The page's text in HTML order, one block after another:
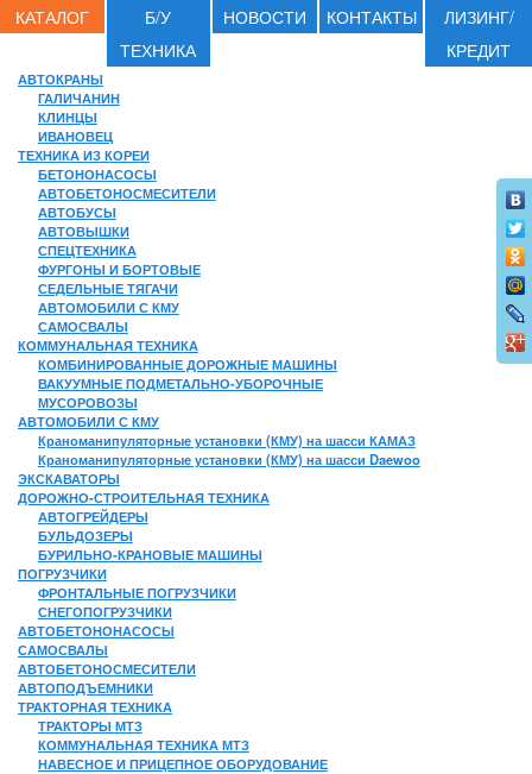
КАТАЛОГ
Б/У
ТЕХНИКА
НОВОСТИ КОНТАКТЫ
ЛИЗИНГ/
КРЕДИТ
АВТОКРАНЫ
ГАЛИЧАНИН
КЛИНЦЫ
ИВАНОВЕЦ
ТЕХНИКА ИЗ КОРЕИ
БЕТОНОНАСОСЫ
АВТОБЕТОНОСМЕСИТЕЛИ
АВТОБУСЫ
АВТОВЫШКИ
СПЕЦТЕХНИКА
ФУРГОНЫ И БОРТОВЫЕ
СЕДЕЛЬНЫЕ ТЯГАЧИ
АВТОМОБИЛИ С КМУ
САМОСВАЛЫ
КОММУНАЛЬНАЯ ТЕХНИКА
КОМБИНИРОВАННЫЕ ДОРОЖНЫЕ МАШИНЫ
ВАКУУМНЫЕ ПОДМЕТАЛЬНО-УБОРОЧНЫЕ
МУСОРОВОЗЫ
АВТОМОБИЛИ С КМУ
Краноманипуляторные установки (КМУ) на шасси КАМАЗ
Краноманипуляторные установки (КМУ) на шасси Daewoo
ЭКСКАВАТОРЫ
ДОРОЖНО-СТРОИТЕЛЬНАЯ ТЕХНИКА
АВТОГРЕЙДЕРЫ
БУЛЬДОЗЕРЫ
БУРИЛЬНО-КРАНОВЫЕ МАШИНЫ
ПОГРУЗЧИКИ
ФРОНТАЛЬНЫЕ ПОГРУЗЧИКИ
СНЕГОПОГРУЗЧИКИ
АВТОБЕТОНОНАСОСЫ
САМОСВАЛЫ
АВТОБЕТОНОСМЕСИТЕЛИ
АВТОПОДЪЕМНИКИ
ТРАКТОРНАЯ ТЕХНИКА
ТРАКТОРЫ МТЗ
КОММУНАЛЬНАЯ ТЕХНИКА МТЗ
НАВЕСНОЕ И ПРИЦЕПНОЕ ОБОРУДОВАНИЕ